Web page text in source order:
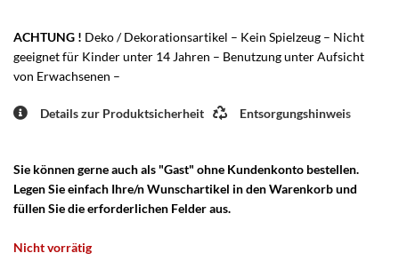
ACHTUNG ! Deko / Dekorationsartikel – Kein Spielzeug – Nicht
geeignet für Kinder unter 14 Jahren – Benutzung unter Aufsicht
von Erwachsenen –
Details zur Produktsicherheit Entsorgungshinweis
Sie können gerne auch als "Gast" ohne Kundenkonto bestellen.
Legen Sie einfach Ihre/n Wunschartikel in den Warenkorb und
füllen Sie die erforderlichen Felder aus.
Nicht vorrätig